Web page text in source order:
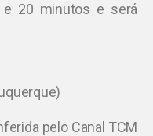
e 20 minutos e será
pelo Canal TCM